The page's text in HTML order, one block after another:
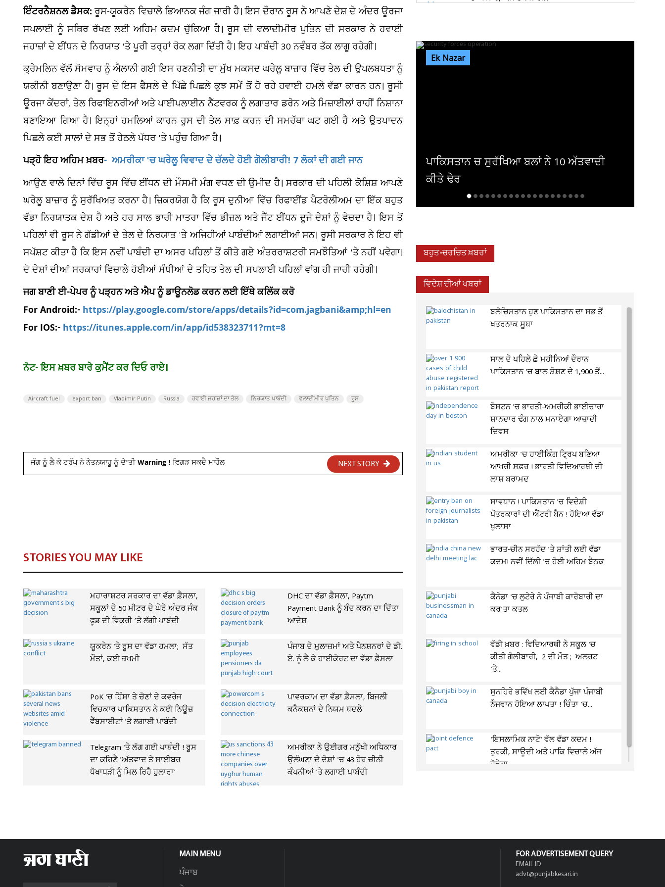
ਇੰਟਰਨੈਸ਼ਨਲ ਡੈਸਕ:ਰੂਸ-ਯੂਕਰੇਨ ਵਿਚਾਲੇ ਭਿਆਨਕ ਜੰਗ ਜਾਰੀ ਹੈ। ਇਸ ਦੌਰਾਨ ਰੂਸ ਨੇ ਆਪਣੇ ਦੇਸ਼ ਦੇ ਅੰਦਰ ਊਰਜਾ
ਸਪਲਾਈ ਨੂੰ ਸਥਿਰ ਰੱਖਣ ਲਈ ਅਹਿਮ ਕਦਮ ਚੁੱਕਿਆ ਹੈ। ਰੂਸ ਦੀ ਵਲਾਦੀਮੀਰ ਪੁਤਿਨ ਦੀ ਸਰਕਾਰ ਨੇ ਹਵਾਈ
ਜਹਾਜ਼ਾਂ ਦੇ ਈਂਧਨ ਦੇ ਨਿਰਯਾਤ 'ਤੇ ਪੂਰੀ ਤਰ੍ਹਾਂ ਰੋਕ ਲਗਾ ਦਿੱਤੀ ਹੈ। ਇਹ ਪਾਬੰਦੀ 30 ਨਵੰਬਰ ਤੱਕ ਲਾਗੂ ਰਹੇਗੀ।
ਕ੍ਰੇਮਲਿਨ ਵੱਲੋਂ ਸੋਮਵਾਰ ਨੂੰ ਐਲਾਨੀ ਗਈ ਇਸ ਰਣਨੀਤੀ ਦਾ ਮੁੱਖ ਮਕਸਦ ਘਰੇਲੂ ਬਾਜ਼ਾਰ ਵਿੱਚ ਤੇਲ ਦੀ ਉਪਲਬਧਤਾ ਨੂੰ
ਯਕੀਨੀ ਬਣਾਉਣਾ ਹੈ। ਰੂਸ ਦੇ ਇਸ ਫੈਸਲੇ ਦੇ ਪਿੱਛੇ ਪਿਛਲੇ ਕੁਝ ਸਮੇਂ ਤੋਂ ਹੋ ਰਹੇ ਹਵਾਈ ਹਮਲੇ ਵੱਡਾ ਕਾਰਨ ਹਨ। ਰੂਸੀ
ਊਰਜਾ ਕੇਂਦਰਾਂ, ਤੇਲ ਰਿਫਾਇਨਰੀਆਂ ਅਤੇ ਪਾਈਪਲਾਈਨ ਨੈੱਟਵਰਕ ਨੂੰ ਲਗਾਤਾਰ ਡਰੋਨ ਅਤੇ ਮਿਜ਼ਾਈਲਾਂ ਰਾਹੀਂ ਨਿਸ਼ਾਨਾ
ਬਣਾਇਆ ਗਿਆ ਹੈ। ਇਨ੍ਹਾਂ ਹਮਲਿਆਂ ਕਾਰਨ ਰੂਸ ਦੀ ਤੇਲ ਸਾਫ਼ ਕਰਨ ਦੀ ਸਮਰੱਥਾ ਘਟ ਗਈ ਹੈ ਅਤੇ ਉਤਪਾਦਨ
ਪਿਛਲੇ ਕਈ ਸਾਲਾਂ ਦੇ ਸਭ ਤੋਂ ਹੇਠਲੇ ਪੱਧਰ 'ਤੇ ਪਹੁੰਚ ਗਿਆ ਹੈ।
ਪੜ੍ਹੋ ਇਹ ਅਹਿਮ ਖ਼ਬਰ- ਅਮਰੀਕਾ 'ਚ ਘਰੇਲੂ ਵਿਵਾਦ ਦੇ ਚੱਲਦੇ ਹੋਈ ਗੋਲੀਬਾਰੀ! 7 ਲੋਕਾਂ ਦੀ ਗਈ ਜਾਨ
ਆਉਣ ਵਾਲੇ ਦਿਨਾਂ ਵਿੱਚ ਰੂਸ ਵਿੱਚ ਈਂਧਨ ਦੀ ਮੌਸਮੀ ਮੰਗ ਵਧਣ ਦੀ ਉਮੀਦ ਹੈ। ਸਰਕਾਰ ਦੀ ਪਹਿਲੀ ਕੋਸ਼ਿਸ਼ ਆਪਣੇ
ਘਰੇਲੂ ਬਾਜ਼ਾਰ ਨੂੰ ਸੁਰੱਖਿਅਤ ਕਰਨਾ ਹੈ। ਜ਼ਿਕਰਯੋਗ ਹੈ ਕਿ ਰੂਸ ਦੁਨੀਆ ਵਿੱਚ ਰਿਫਾਈਂਡ ਪੈਟਰੋਲੀਅਮ ਦਾ ਇੱਕ ਬਹੁਤ
ਵੱਡਾ ਨਿਰਯਾਤਕ ਦੇਸ਼ ਹੈ ਅਤੇ ਹਰ ਸਾਲ ਭਾਰੀ ਮਾਤਰਾ ਵਿੱਚ ਡੀਜ਼ਲ ਅਤੇ ਜੈੱਟ ਈਂਧਨ ਦੂਜੇ ਦੇਸ਼ਾਂ ਨੂੰ ਵੇਚਦਾ ਹੈ। ਇਸ ਤੋਂ
ਪਹਿਲਾਂ ਵੀ ਰੂਸ ਨੇ ਗੱਡੀਆਂ ਦੇ ਤੇਲ ਦੇ ਨਿਰਯਾਤ 'ਤੇ ਅਜਿਹੀਆਂ ਪਾਬੰਦੀਆਂ ਲਗਾਈਆਂ ਸਨ। ਰੂਸੀ ਸਰਕਾਰ ਨੇ ਇਹ ਵੀ
ਸਪੱਸ਼ਟ ਕੀਤਾ ਹੈ ਕਿ ਇਸ ਨਵੀਂ ਪਾਬੰਦੀ ਦਾ ਅਸਰ ਪਹਿਲਾਂ ਤੋਂ ਕੀਤੇ ਗਏ ਅੰਤਰਰਾਸ਼ਟਰੀ ਸਮਝੌਤਿਆਂ 'ਤੇ ਨਹੀਂ ਪਵੇਗਾ।
ਦੋ ਦੇਸ਼ਾਂ ਦੀਆਂ ਸਰਕਾਰਾਂ ਵਿਚਾਲੇ ਹੋਈਆਂ ਸੰਧੀਆਂ ਦੇ ਤਹਿਤ ਤੇਲ ਦੀ ਸਪਲਾਈ ਪਹਿਲਾਂ ਵਾਂਗ ਹੀ ਜਾਰੀ ਰਹੇਗੀ।
ਜਗ ਬਾਣੀ ਈ-ਪੇਪਰ ਨੂੰ ਪੜ੍ਹਨ ਅਤੇ ਐਪ ਨੂੰ ਡਾਊਨਲੋਡ ਕਰਨ ਲਈ ਇੱਥੇ ਕਲਿੱਕ ਕਰੋ
For Android:-https://play.google.com/store/apps/details?id=com.jagbani&amp;hl=en
For IOS:-https://itunes.apple.com/in/app/id538323711?mt=8
ਨੋਟ- ਇਸ ਖ਼ਬਰ ਬਾਰੇ ਕੁਮੈਂਟ ਕਰ ਦਿਓ ਰਾਏ।
Aircraft fuel export ban Vladimir Putin Russia ਹਵਾਈ ਜਹਾਜ਼ਾਂ ਦਾ ਤੇਲ ਨਿਰਯਾਤ ਪਾਬੰਦੀ ਵਲਾਦੀਮੀਰ ਪੁਤਿਨ ਰੂਸ
ਜੰਗ ਨੂੰ ਲੈ ਕੇ ਟਰੰਪ ਨੇ ਨੇਤਨਯਾਹੂ ਨੂੰ ਦੇ'ਤੀ Warning ! ਵਿਗੜ ਸਕਦੈ ਮਾਹੌਲ NEXT STORY
STORIES YOU MAY LIKE
ਮਹਾਰਾਸ਼ਟਰ ਸਰਕਾਰ ਦਾ ਵੱਡਾ ਫ਼ੈਸਲਾ,
ਸਕੂਲਾਂ ਦੇ 50 ਮੀਟਰ ਦੇ ਘੇਰੇ ਅੰਦਰ ਜੰਕ
ਫੂਡ ਦੀ ਵਿਕਰੀ ’ਤੇ ਲੱਗੀ ਪਾਬੰਦੀ
DHC ਦਾ ਵੱਡਾ ਫ਼ੈਸਲਾ, Paytm
Payment Bank ਨੂੰ ਬੰਦ ਕਰਨ ਦਾ ਦਿੱਤਾ
ਆਦੇਸ਼
ਯੂਕਰੇਨ 'ਤੇ ਰੂਸ ਦਾ ਵੱਡਾ ਹਮਲਾ; ਸੱਤ
ਮੌਤਾਂ, ਕਈ ਜ਼ਖਮੀ
ਪੰਜਾਬ ਦੇ ਮੁਲਾਜ਼ਮਾਂ ਅਤੇ ਪੈਨਸ਼ਨਰਾਂ ਦੇ ਡੀ.
ਏ. ਨੂੰ ਲੈ ਕੇ ਹਾਈਕੋਰਟ ਦਾ ਵੱਡਾ ਫ਼ੈਸਲਾ
PoK 'ਚ ਹਿੰਸਾ ਤੇ ਚੋਣਾਂ ਦੇ ਕਵਰੇਜ
ਵਿਚਕਾਰ ਪਾਕਿਸਤਾਨ ਨੇ ਕਈ ਨਿਊਜ਼
ਵੈੱਬਸਾਈਟਾਂ 'ਤੇ ਲਗਾਈ ਪਾਬੰਦੀ
ਪਾਵਰਕਾਮ ਦਾ ਵੱਡਾ ਫ਼ੈਸਲਾ, ਬਿਜਲੀ
ਕਨੈਕਸ਼ਨਾਂ ਦੇ ਨਿਯਮ ਬਦਲੇ
Telegram 'ਤੇ ਲੱਗ ਗਈ ਪਾਬੰਦੀ ! ਰੂਸ
ਦਾ ਕਹਿਣੈ 'ਅੱਤਵਾਦ ਤੇ ਸਾਈਬਰ
ਧੋਖਾਧੜੀ ਨੂੰ ਮਿਲ ਰਿਹੈ ਹੁਲਾਰਾ'
ਅਮਰੀਕਾ ਨੇ ਉਈਗਰ ਮਨੁੱਖੀ ਅਧਿਕਾਰ
ਉਲੰਘਣਾ ਦੇ ਦੋਸ਼ਾਂ 'ਚ 43 ਹੋਰ ਚੀਨੀ
ਕੰਪਨੀਆਂ 'ਤੇ ਲਗਾਈ ਪਾਬੰਦੀ
Ek Nazar
ਪਾਕਿਸਤਾਨ ਚ ਸੁਰੱਖਿਆ ਬਲਾਂ ਨੇ 10 ਅੱਤਵਾਦੀ
ਕੀਤੇ ਢੇਰ
ਸਕੂਲ ਗੋਲੀਬਾਰੀ ਅਪਡੇਟ : ਵਿਦਿਆਰਥੀਆਂ ਸਣੇ
ਬਹੁਤ-ਚਰਚਿਤ ਖ਼ਬਰਾਂ
ਵਿਦੇਸ਼ ਦੀਆਂ ਖਬਰਾਂ
ਬਲੋਚਿਸਤਾਨ ਹੁਣ ਪਾਕਿਸਤਾਨ ਦਾ ਸਭ ਤੋਂ
ਖਤਰਨਾਕ ਸੂਬਾ
ਸਾਲ ਦੇ ਪਹਿਲੇ ਛੇ ਮਹੀਨਿਆਂ ਦੌਰਾਨ
ਪਾਕਿਸਤਾਨ 'ਚ ਬਾਲ ਸ਼ੋਸ਼ਣ ਦੇ 1,900 ਤੋਂ...
ਬੋਸਟਨ 'ਚ ਭਾਰਤੀ-ਅਮਰੀਕੀ ਭਾਈਚਾਰਾ
ਸ਼ਾਨਦਾਰ ਢੰਗ ਨਾਲ ਮਨਾਏਗਾ ਆਜ਼ਾਦੀ
ਦਿਵਸ
ਅਮਰੀਕਾ 'ਚ ਹਾਈਕਿੰਗ ਟ੍ਰਿਪ ਬਣਿਆ
ਆਖਰੀ ਸਫ਼ਰ ! ਭਾਰਤੀ ਵਿਦਿਆਰਥੀ ਦੀ
ਲਾਸ਼ ਬਰਾਮਦ
ਸਾਵਧਾਨ ! ਪਾਕਿਸਤਾਨ 'ਚ ਵਿਦੇਸ਼ੀ
ਪੱਤਰਕਾਰਾਂ ਦੀ ਐਂਟਰੀ ਬੈਨ ! ਹੋਇਆ ਵੱਡਾ
ਖੁਲਾਸਾ
ਭਾਰਤ-ਚੀਨ ਸਰਹੱਦ 'ਤੇ ਸ਼ਾਂਤੀ ਲਈ ਵੱਡਾ
ਕਦਮ! ਨਵੀਂ ਦਿੱਲੀ 'ਚ ਹੋਈ ਅਹਿਮ ਬੈਠਕ
ਕੈਨੇਡਾ 'ਚ ਲੁਟੇਰੇ ਨੇ ਪੰਜਾਬੀ ਕਾਰੋਬਾਰੀ ਦਾ
ਕਰ'ਤਾ ਕਤਲ
ਵੱਡੀ ਖ਼ਬਰ : ਵਿਦਿਆਰਥੀ ਨੇ ਸਕੂਲ 'ਚ
ਕੀਤੀ ਗੋਲੀਬਾਰੀ, 2 ਦੀ ਮੌਤ ; ਅਲਰਟ
'ਤੇ...
ਸੁਨਹਿਰੇ ਭਵਿੱਖ ਲਈ ਕੈਨੈਡਾ ਪੁੱਜਾ ਪੰਜਾਬੀ
ਨੌਜਵਾਨ ਹੋਇਆ ਲਾਪਤਾ ! ਚਿੰਤਾ 'ਚ...
'ਇਸਲਾਮਿਕ ਨਾਟੋ' ਵੱਲ ਵੱਡਾ ਕਦਮ !
ਤੁਰਕੀ, ਸਾਊਦੀ ਅਤੇ ਪਾਕਿ ਵਿਚਾਲੇ ਅੱਜ
ਹੋਵੇਗਾ...
MAIN MENU
ਪੰਜਾਬ
FOR ADVERTISEMENT QUERY
EMAIL ID
advt@punjabkesari.in